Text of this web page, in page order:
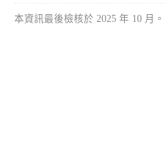
本資訊最後檢核於 2025 年 10 月。